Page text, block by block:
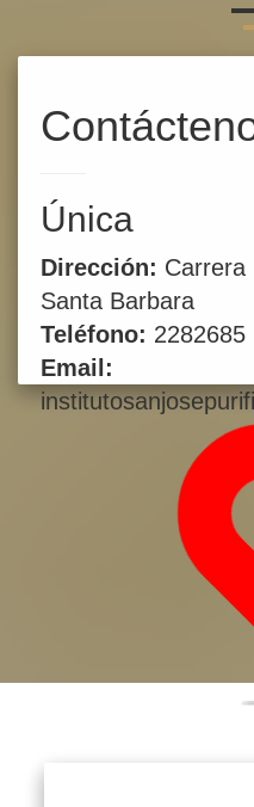
Única
Dirección: Carrera
Santa Barbara
Teléfono: 2282685
Email: